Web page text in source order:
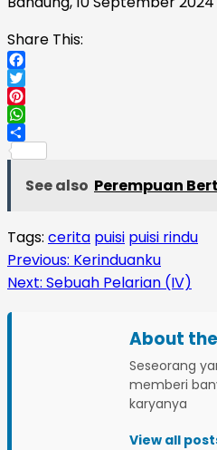
Share This:
Facebook
Twitter
Pinterest
WhatsApp
See also Perempuan
Tags: cerita puisi puisi rindu
Continue
Reading
Previous: Kerinduanku
Next: Sebuah Pelarian (IV)
About
Seseorang
memberi
karyanya
View all